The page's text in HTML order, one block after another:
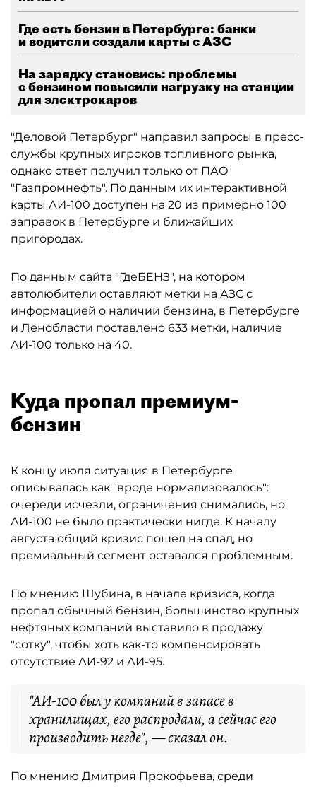
Где есть бензин в Петербурге: банки
и водители создали карты с АЗС
На зарядку становись: проблемы
с бензином повысили нагрузку на станции
для электрокаров
"Деловой Петербург" направил запросы в пресс-
службы крупных игроков топливного рынка,
однако ответ получил только от ПАО
"Газпромнефть". По данным их интерактивной
карты АИ-100 доступен на 20 из примерно 100
заправок в Петербурге и ближайших
пригородах.
По данным сайта "ГдеБЕНЗ", на котором
автолюбители оставляют метки на АЗС с
информацией о наличии бензина, в Петербурге
и Ленобласти поставлено 633 метки, наличие
АИ-100 только на 40.
Куда пропал премиум-
бензин
К концу июля ситуация в Петербурге
описывалась как "вроде нормализовалось":
очереди исчезли, ограничения снимались, но
АИ-100 не было практически нигде. К началу
августа общий кризис пошёл на спад, но
премиальный сегмент оставался проблемным.
По мнению Шубина, в начале кризиса, когда
пропал обычный бензин, большинство крупных
нефтяных компаний выставило в продажу
"сотку", чтобы хоть как-то компенсировать
отсутствие АИ-92 и АИ-95.
"АИ-100 был у компаний в запасе в
хранилищах, его распродали, а сейчас его
производить негде", — сказал он.
По мнению Дмитрия Прокофьева, среди